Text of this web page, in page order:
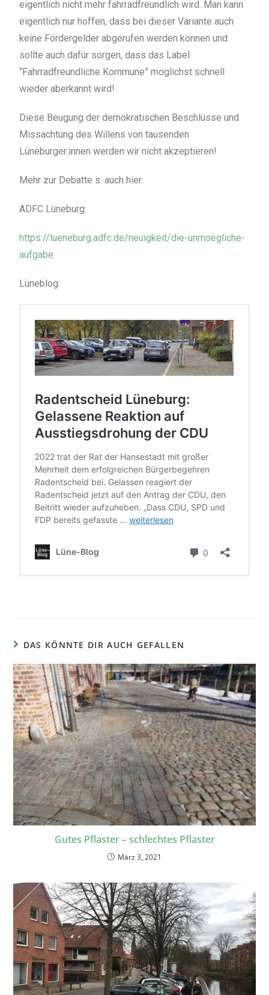
eigentlich nicht mehr fahrradfreundlich wird. Man kann
eigentlich nur hoffen, dass bei dieser Variante auch
keine Fördergelder abgerufen werden können und
sollte auch dafür sorgen, dass das Label
“Fahrradfreundliche Kommune” möglichst schnell
wieder aberkannt wird!
Diese Beugung der demokratischen Beschlüsse und
Missachtung des Willens von tausenden
Lüneburger:innen werden wir nicht akzeptieren!
Mehr zur Debatte s. auch hier:
ADFC Lüneburg:
https://lueneburg.adfc.de/neuigkeit/die-unmoegliche-
aufgabe
Lüneblog:
DAS KÖNNTE DIR AUCH GEFALLEN
Gutes Pflaster – schlechtes Pflaster
März 3, 2021